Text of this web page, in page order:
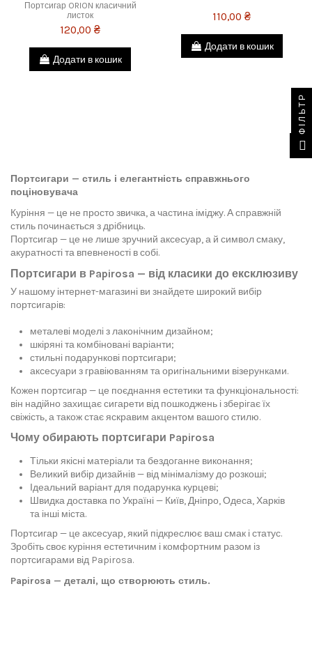
Портсигар ORION класичний
листок
120,00 ₴
Додати в кошик
110,00 ₴
Додати в кошик
Портсигари — стиль і елегантність справжнього
поціновувача
Куріння — це не просто звичка, а частина іміджу. А справжній
стиль починається з дрібниць.
Портсигар — це не лише зручний аксесуар, а й символ смаку,
акуратності та впевненості в собі.
Портсигари в Papirosa — від класики до ексклюзиву
У нашому інтернет-магазині ви знайдете широкий вибір
портсигарів:
металеві моделі з лаконічним дизайном;
шкіряні та комбіновані варіанти;
стильні подарункові портсигари;
аксесуари з гравіюванням та оригінальними візерунками.
Кожен портсигар — це поєднання естетики та функціональності:
він надійно захищає сигарети від пошкоджень і зберігає їх
свіжість, а також стає яскравим акцентом вашого стилю.
Чому обирають портсигари Papirosa
Тільки якісні матеріали та бездоганне виконання;
Великий вибір дизайнів — від мінімалізму до розкоші;
Ідеальний варіант для подарунка курцеві;
Швидка доставка по Україні — Київ, Дніпро, Одеса, Харків
та інші міста.
Портсигар — це аксесуар, який підкреслює ваш смак і статус.
Зробіть своє куріння естетичним і комфортним разом із
портсигарами від Papirosa.
Papirosa — деталі, що створюють стиль.
ФІЛЬТР